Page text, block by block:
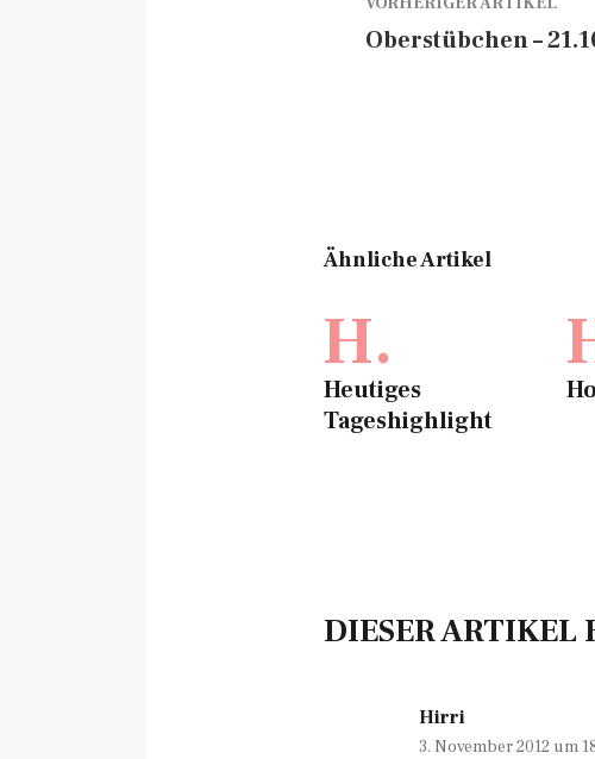
Oberstübchen –
Ähnliche Artikel
H.
Heutiges
Tageshighlight
DIESER ARTIKEL
Hirri
3. November 2012 um